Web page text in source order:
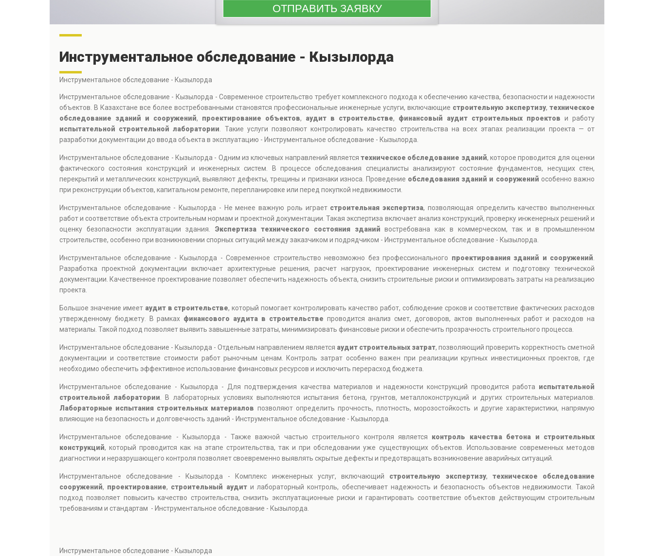
Инструментальное обследование - Кызылорда
Инструментальное обследование - Кызылорда
Инструментальное обследование - Кызылорда - Современное строительство требует комплексного подхода к обеспечению качества, безопасности и надежности
объектов. В Казахстане все более востребованными становятся профессиональные инженерные услуги, включающие строительную экспертизу, техническое
обследование зданий и сооружений, проектирование объектов, аудит в строительстве, финансовый аудит строительных проектов и работу
испытательной строительной лаборатории . Такие услуги позволяют контролировать качество строительства на всех этапах реализации проекта — от
разработки документации до ввода объекта в эксплуатацию - Инструментальное обследование - Кызылорда.
Инструментальное обследование - Кызылорда - Одним из ключевых направлений являетсятехническое обследование зданий, которое проводится для оценки
фактического состояния конструкций и инженерных систем. В процессе обследования специалисты анализируют состояние фундаментов, несущих стен,
перекрытий и металлических конструкций, выявляют дефекты, трещины и признаки износа. Проведение обследования зданий и сооружений особенно важно
при реконструкции объектов, капитальном ремонте, перепланировке или перед покупкой недвижимости.
Инструментальное обследование - Кызылорда - Не менее важную роль играет строительная экспертиза, позволяющая определить качество выполненных
работ и соответствие объекта строительным нормам и проектной документации. Такая экспертиза включает анализ конструкций, проверку инженерных решений и
оценку безопасности эксплуатации здания. Экспертиза технического состояния зданий востребована как в коммерческом, так и в промышленном
строительстве, особенно при возникновении спорных ситуаций между заказчиком и подрядчиком - Инструментальное обследование - Кызылорда.
Инструментальное обследование - Кызылорда - Современное строительство невозможно без профессионального проектирования зданий и сооружений
Разработка проектной документации включает архитектурные решения, расчет нагрузок, проектирование инженерных систем и подготовку технической
документации. Качественное проектирование позволяет обеспечить надежность объекта, снизить строительные риски и оптимизировать затраты на реализацию
проекта.
Большое значение имеет аудит в строительстве, который помогает контролировать качество работ, соблюдение сроков и соответствие фактических расходов
утвержденному бюджету. В рамках финансового аудита в строительстве проводится анализ смет, договоров, актов выполненных работ и расходов на
материалы. Такой подход позволяет выявить завышенные затраты, минимизировать финансовые риски и обеспечить прозрачность строительного процесса.
Инструментальное обследование - Кызылорда - Отдельным направлением является аудит строительных затрат, позволяющий проверить корректность сметной
документации и соответствие стоимости работ рыночным ценам. Контроль затрат особенно важен при реализации крупных инвестиционных проектов, где
необходимо обеспечить эффективное использование финансовых ресурсов и исключить перерасход бюджета.
Инструментальное обследование - Кызылорда - Для подтверждения качества материалов и надежности конструкций проводится работа испытательной
строительной лаборатории . В лабораторных условиях выполняются испытания бетона, грунтов, металлоконструкций и других строительных материалов.
Лабораторные испытания строительных материалов позволяют определить прочность, плотность, морозостойкость и другие характеристики, напрямую
влияющие на безопасность и долговечность зданий - Инструментальное обследование - Кызылорда.
Инструментальное обследование - Кызылорда - Также важной частью строительного контроля является контроль качества бетона и строительных
конструкций, который проводится как на этапе строительства, так и при обследовании уже существующих объектов. Использование современных методов
диагностики и неразрушающего контроля позволяет своевременно выявлять скрытые дефекты и предотвращать возникновение аварийных ситуаций.
Инструментальное обследование - Кызылорда - Комплекс инженерных услуг, включающий строительную экспертизу, техническое обследование
сооружений, проектирование, строительный аудити лабораторный контроль, обеспечивает надежность и безопасность объектов недвижимости. Такой
подход позволяет повысить качество строительства, снизить эксплуатационные риски и гарантировать соответствие объектов действующим строительным
требованиям и стандартам - Инструментальное обследование - Кызылорда.
Инструментальное обследование - Кызылорда